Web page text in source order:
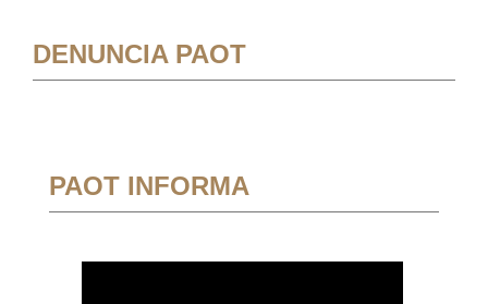
DENUNCIA PAOT
PAOT INFORMA